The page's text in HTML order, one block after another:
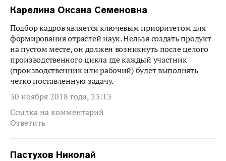
Карелина Оксана Семеновна
Подбор кадров является ключевым приоритетом для
формирования отраслей наук. Нельзя создать продукт
на пустом месте, он должен возникнуть после целого
производственного цикла где каждый участник
(производственник или рабочий) будет выполнять
четко поставленную задачу.
30 ноября 2018 года, 23:13
Ссылка на комментарий
Ответить
Пастухов Николай